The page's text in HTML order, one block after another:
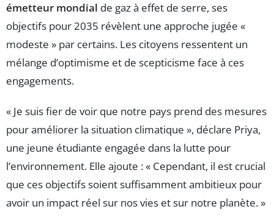
émetteur mondial de gaz à effet de serre, ses
objectifs pour 2035 révèlent une approche jugée «
modeste » par certains. Les citoyens ressentent un
mélange d’optimisme et de scepticisme face à ces
engagements.
« Je suis fier de voir que notre pays prend des mesures
pour améliorer la situation climatique », déclare Priya,
une jeune étudiante engagée dans la lutte pour
l’environnement. Elle ajoute : « Cependant, il est crucial
que ces objectifs soient suffisamment ambitieux pour
avoir un impact réel sur nos vies et sur notre planète. »